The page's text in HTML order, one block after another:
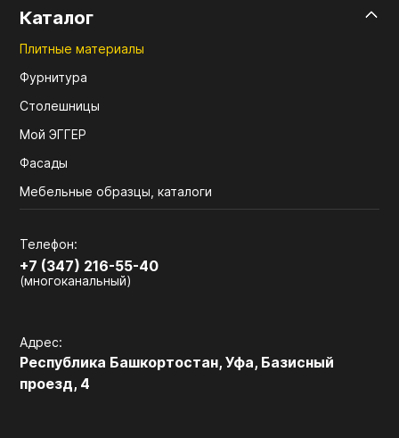
Каталог
Плитные материалы
Фурнитура
Столешницы
Мой ЭГГЕР
Фасады
Мебельные образцы, каталоги
Телефон:
+7 (347) 216-55-40
(многоканальный)
Адрес:
Республика Башкортостан, Уфа, Базисный
проезд, 4